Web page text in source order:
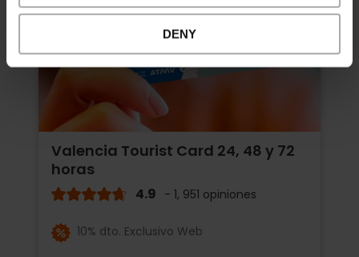
DENY
Valencia Tourist Card 24, 48 y 72
horas
4.9 - 1, 951 opiniones
10% dto. Exclusivo Web